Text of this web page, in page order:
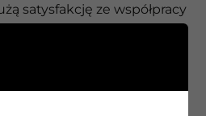
satysfakcję ze współpracy
przebiega w pełni
mieć pewność, że
wyjątkowo – ponieważ
do pracy. Dla nas